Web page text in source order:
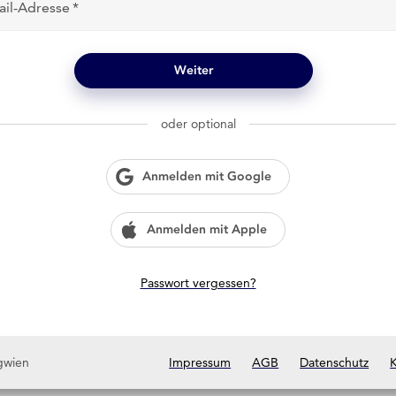
Adresse
Weiter
oder optional
Anmelden mit Google
Anmelden mit Apple
Passwort vergessen?
Impressum AGB Datenschutz